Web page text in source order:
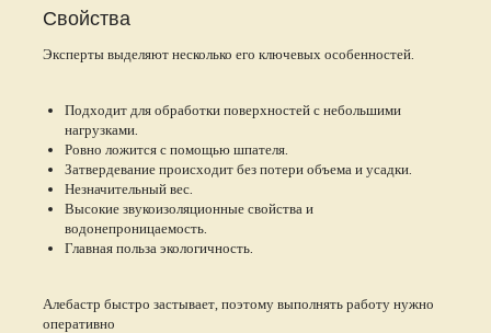
Свойства
Эксперты выделяют несколько его ключевых особенностей.
Подходит для обработки поверхностей с небольшими
нагрузками.
Ровно ложится с помощью шпателя.
Затвердевание происходит без потери объема и усадки.
Незначительный вес.
Высокие звукоизоляционные свойства и
водонепроницаемость.
Главная польза экологичность.
Алебастр быстро застывает, поэтому выполнять работу нужно
оперативно